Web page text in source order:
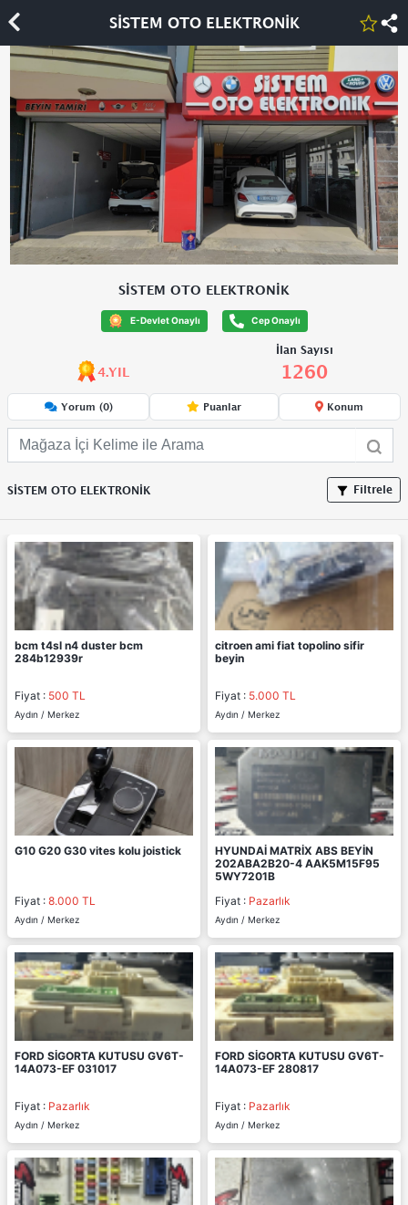
SİSTEM OTO ELEKTRONİK
SİSTEM OTO ELEKTRONİK
E-Devlet Onaylı Cep Onaylı
4.YIL
İlan Sayısı
1260
Yorum (0) Puanlar Konum
SİSTEM OTO ELEKTRONİK Filtrele
bcm t4sl n4 duster bcm
284b12939r
Fiyat : 500 TL
Aydın / Merkez
citroen ami fiat topolino sifir
beyin
Fiyat : 5.000 TL
Aydın / Merkez
G10 G20 G30 vites kolu joistick
Fiyat : 8.000 TL
Aydın / Merkez
HYUNDAİ MATRİX ABS BEYİN
202ABA2B20-4 AAK5M15F95
5WY7201B
Fiyat : Pazarlık
Aydın / Merkez
FORD SİGORTA KUTUSU GV6T-
14A073-EF 031017
Fiyat : Pazarlık
Aydın / Merkez
FORD SİGORTA KUTUSU GV6T-
14A073-EF 280817
Fiyat : Pazarlık
Aydın / Merkez